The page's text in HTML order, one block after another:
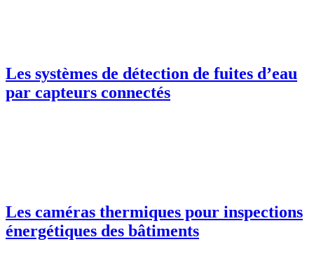
Les systèmes de détection de fuites d’eau
par capteurs connectés
Les caméras thermiques pour inspections
énergétiques des bâtiments